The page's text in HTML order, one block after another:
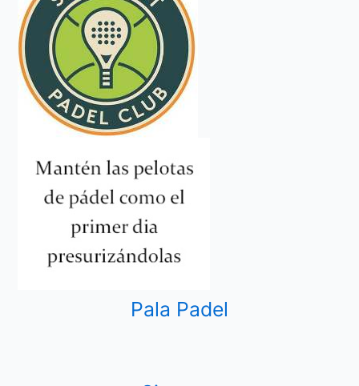
Pala Padel